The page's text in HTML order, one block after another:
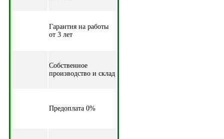
Гарантия на работы
от 3 лет
Собственное
производство и склад
Предоплата 0%